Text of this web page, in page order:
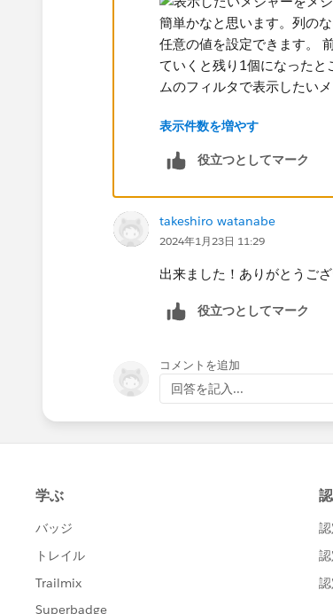
ラベルを手動で追加すると
ックすると入力欄が出ます
前者の場合はメジャーバリ
メジャーをひとつだけ残すよ
表示件数を増やす
役立つとしてマーク
takeshiro watanabe
2024年1月23日 11:29
出来ました！ありがとうござ
役立つとしてマーク
コメントを追加
回答を記入...